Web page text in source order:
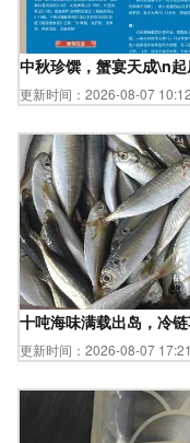
中秋珍馔，蟹宴天成\n
更新时间：2026-08-07
十吨海味满载出岛，冷
更新时间：2026-08-07